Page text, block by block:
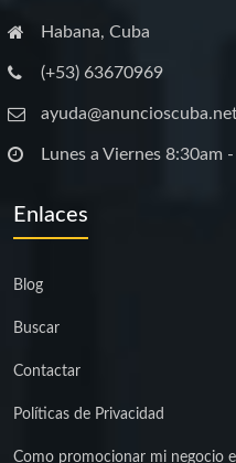
Habana, Cuba
(+53) 63670969
Lunes a Viernes 8:30am
Enlaces
Blog
Buscar
Contactar
Políticas de Privacidad
Como promocionar mi negocio